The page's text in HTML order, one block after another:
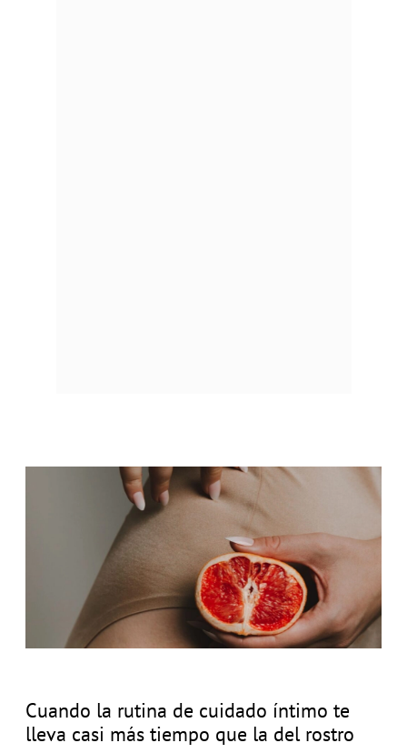
Cuando la rutina de cuidado íntimo te
lleva casi más tiempo que la del rostro